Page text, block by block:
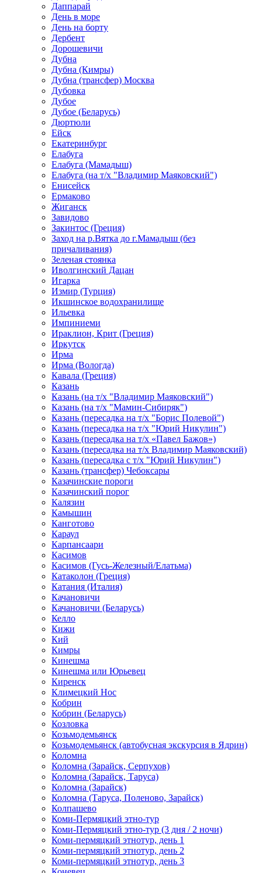
Даппарай
День в море
День на борту
Дербент
Дорошевичи
Дубна
Дубна (Кимры)
Дубна (трансфер) Москва
Дубовка
Дубое
Дубое (Беларусь)
Дюртюли
Ейск
Екатеринбург
Елабуга
Елабуга (Мамадыш)
Елабуга (на т/х "Владимир Маяковский")
Енисейск
Ермаково
Жиганск
Завидово
Закинтос (Греция)
Заход на р.Вятка до г.Мамадыш (без
причаливания)
Зеленая стоянка
Иволгинский Дацан
Игарка
Измир (Турция)
Икшинское водохранилище
Ильевка
Импиниеми
Ираклион, Крит (Греция)
Иркутск
Ирма
Ирма (Вологда)
Кавала (Греция)
Казань
Казань (на т/х "Владимир Маяковский")
Казань (на т/х "Мамин-Сибиряк")
Казань (пересадка на т/х "Борис Полевой")
Казань (пересадка на т/х "Юрий Никулин")
Казань (пересадка на т/х «Павел Бажов»)
Казань (пересадка на т/х Владимир Маяковский)
Казань (пересадка с т/х "Юрий Никулин")
Казань (трансфер) Чебоксары
Казачинские пороги
Казачинский порог
Калязин
Камышин
Канготово
Караул
Карпансаари
Касимов
Касимов (Гусь-Железный/Елатьма)
Катаколон (Греция)
Катания (Италия)
Качановичи
Качановичи (Беларусь)
Келло
Кижи
Кий
Кимры
Кинешма
Кинешма или Юрьевец
Киренск
Климецкий Нос
Кобрин
Кобрин (Беларусь)
Козловка
Козьмодемьянск
Козьмодемьянск (автобусная экскурсия в Ядрин)
Коломна
Коломна (Зарайск, Серпухов)
Коломна (Зарайск, Таруса)
Коломна (Зарайск)
Коломна (Таруса, Поленово, Зарайск)
Колпашево
Коми-Пермяцкий этно-тур
Коми-Пермяцкий этно-тур (3 дня / 2 ночи)
Коми-пермяцкий этнотур, день 1
Коми-пермяцкий этнотур, день 2
Коми-пермяцкий этнотур, день 3